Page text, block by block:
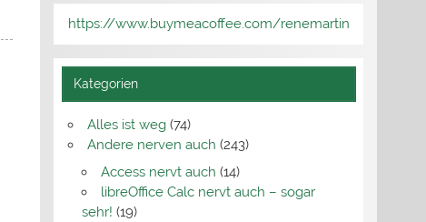
https://www.buymeacoffee.com/renemartin
Kategorien
Alles ist weg(74)
Andere nerven auch (243)
Access nervt auch (14)
libreOffice Calc nervt auch – sogar
sehr! (19)